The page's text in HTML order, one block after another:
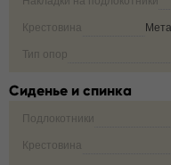
Крестовина
Тип опор
Сиденье и спинка
Подлокотники
Крестовина